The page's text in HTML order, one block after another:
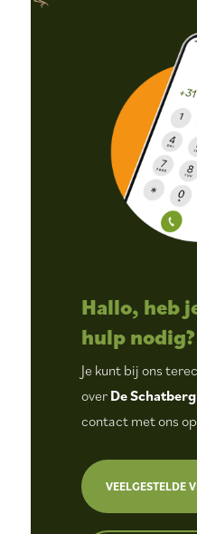
Hallo, heb
hulp nodig?
Je kunt bij ons
overDe
contact met ons
VEELGESTELDE